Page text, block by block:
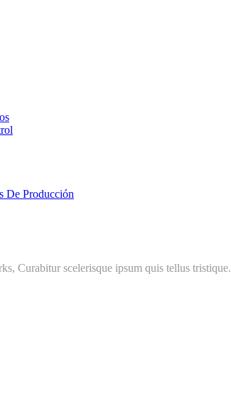
De Producción
Curabitur scelerisque ipsum quis tellus tristique.